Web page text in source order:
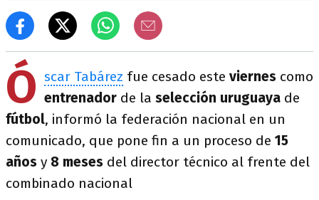
Ó scar Tabárez fue cesado este viernes como
entrenador de la selección uruguaya de
fútbol, informó la federación nacional en un
comunicado, que pone fin a un proceso de 15
años y 8 meses del director técnico al frente del
combinado nacional